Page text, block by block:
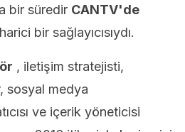
bir süredir CANTV'de
bir sağlayıcısıydı.
, iletişim stratejisti,
sosyal medya
ve içerik yöneticisi